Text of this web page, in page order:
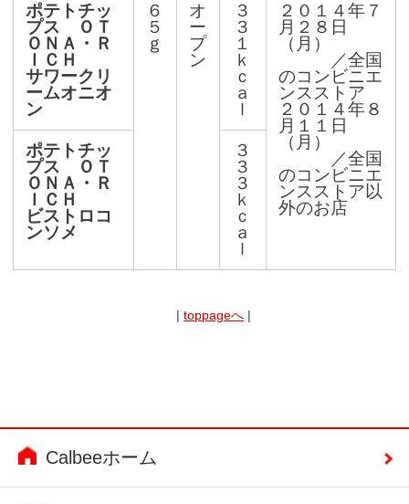
ポテトチッ
プス ＯＴ
ＯＮＡ・Ｒ
ＩＣＨ
サワークリ
ームオニオ
ン
６
５
ｇ
オ
ー
プ
ン
３
３
１
ｋ
ｃ
ａ
ｌ
２０１４年７
月２８日
（月）
／全国
のコンビニエ
ンスストア
２０１４年８
月１１日
（月）
／全国
のコンビニエ
ンスストア以
外のお店
ポテトチッ
プス ＯＴ
ＯＮＡ・Ｒ
ＩＣＨ
ビストロコ
ンソメ
３
３
３
ｋ
ｃ
ａ
ｌ
| toppageへ |
Calbeeホーム